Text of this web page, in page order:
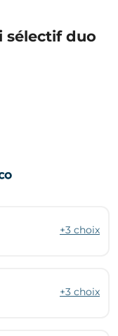
sélectif duo
+3 choix
+3 choix